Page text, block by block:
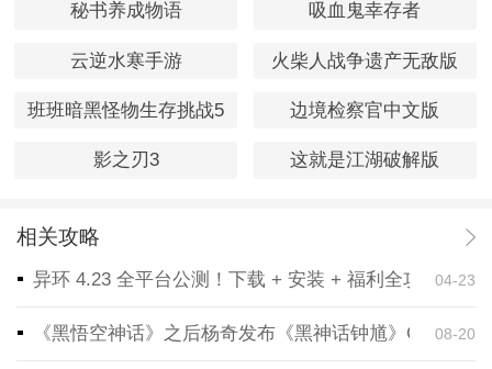
秘书养成物语 吸血鬼幸存者
云逆水寒手游 火柴人战争遗产无敌版
班班暗黑怪物生存挑战5 边境检察官中文版
影之刃3 这就是江湖破解版
相关攻略
异环 4.23 全平台公测！下载 + 安装 + 福利全攻略，一
04-23
《黑悟空神话》之后杨奇发布《黑神话钟馗》CG！预
08-20